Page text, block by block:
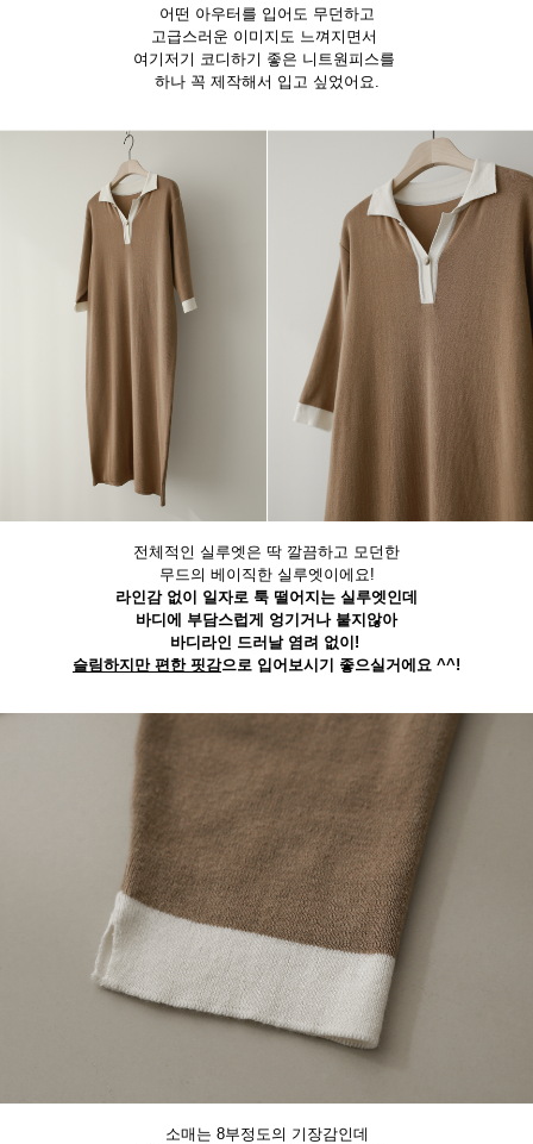
어떤 아우터를 입어도 무던하고
고급스러운 이미지도 느껴지면서
여기저기 코디하기 좋은 니트원피스를
하나 꼭 제작해서 입고 싶었어요.
전체적인 실루엣은 딱 깔끔하고 모던한
무드의 베이직한 실루엣이에요!
라인감 없이 일자로 툭 떨어지는 실루엣인데
바디에 부담스럽게 엉기거나 붙지않아
바디라인 드러날 염려 없이!
슬림하지만 편한 핏감으로 입어보시기 좋으실거에요 ^^!
소매는 8부정도의 기장감인데